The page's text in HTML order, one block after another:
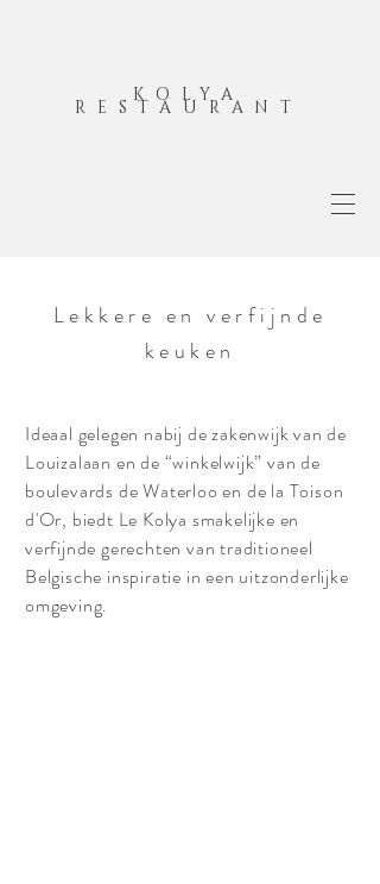
KOLYA
RESTAURANT
Lekkere en verfijnde
keuken
Ideaal gelegen nabij de zakenwijk van de
Louizalaan en de “winkelwijk” van de
boulevards de Waterloo en de la Toison
d'Or, biedt Le Kolya smakelijke en
verfijnde gerechten van traditioneel
Belgische inspiratie in een uitzonderlijke
omgeving.